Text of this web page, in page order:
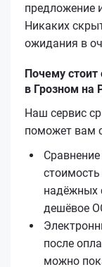
предложение
Никаких
ожидания в
Почему
в Грозном на
Наш сервис
поможет вам
стоимость
надёжных
дешёвое
после
можно